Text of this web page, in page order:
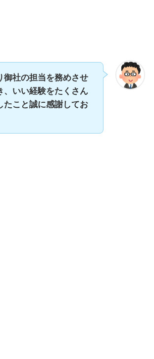
御社の担当を務めさせ
、いい経験をたくさん
たこと誠に感謝してお